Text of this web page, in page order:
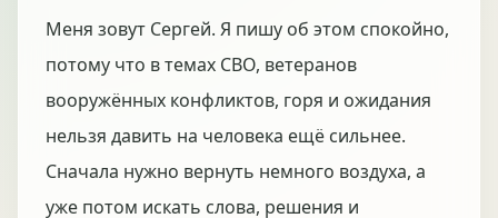
Меня зовут Сергей. Я пишу об этом спокойно,
потому что в темах СВО, ветеранов
вооружённых конфликтов, горя и ожидания
нельзя давить на человека ещё сильнее.
Сначала нужно вернуть немного воздуха, а
уже потом искать слова, решения и